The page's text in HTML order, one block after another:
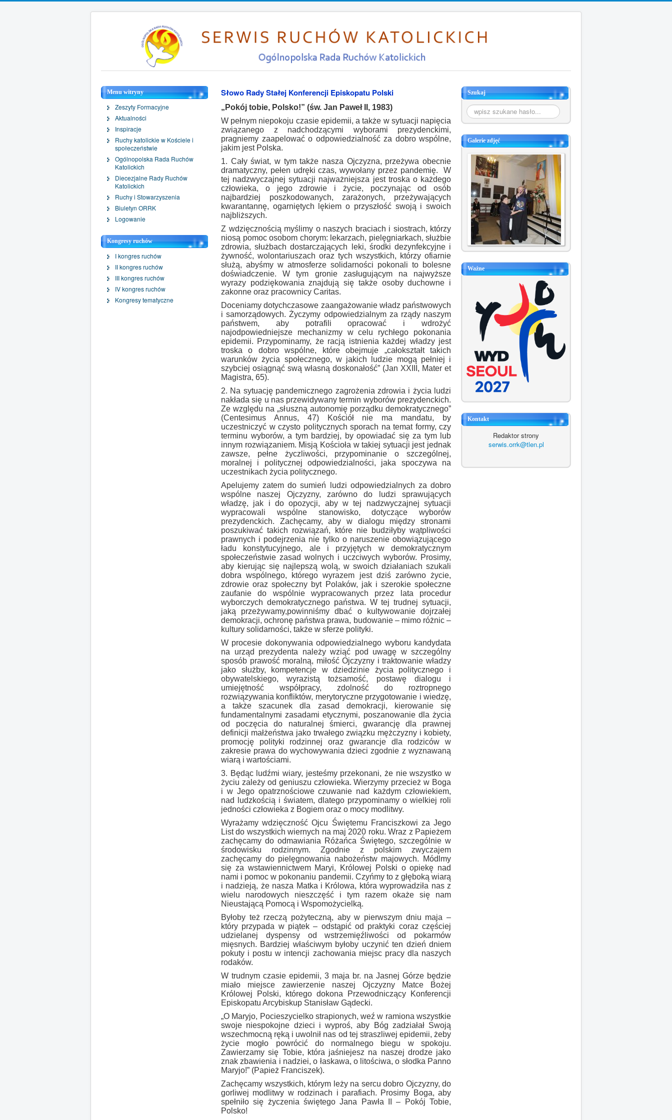
Menu witryny
Zeszyty Formacyjne
Aktualności
Inspiracje
Ruchy katolickie w Kościele i
społeczeństwie
Ogólnopolska Rada Ruchów
Katolickich
Diecezjalne Rady Ruchów
Katolickich
Ruchy i Stowarzyszenia
Biuletyn ORRK
Logowanie
Kongresy ruchów
I kongres ruchów
II kongres ruchów
III kongres ruchów
IV kongres ruchów
Kongresy tematyczne
Słowo Rady Stałej Konferencji Episkopatu Polski
„Pokój tobie, Polsko!” (św. Jan Paweł II, 1983)
W pełnym niepokoju czasie epidemii, a także w sytuacji napięcia
związanego z nadchodzącymi wyborami prezydenckimi,
pragniemy zaapelować o odpowiedzialność za dobro wspólne,
jakim jest Polska.
1. Cały świat, w tym także nasza Ojczyzna, przeżywa obecnie
dramatyczny, pełen udręki czas, wywołany przez pandemię. W
tej nadzwyczajnej sytuacji najważniejsza jest troska o każdego
człowieka, o jego zdrowie i życie, poczynając od osób
najbardziej poszkodowanych, zarażonych, przeżywających
kwarantannę, ogarniętych lękiem o przyszłość swoją i swoich
najbliższych.
Z wdzięcznością myślimy o naszych braciach i siostrach, którzy
niosą pomoc osobom chorym: lekarzach, pielęgniarkach, służbie
zdrowia, służbach dostarczających leki, środki dezynfekcyjne i
żywność, wolontariuszach oraz tych wszystkich, którzy ofiarnie
służą, abyśmy w atmosferze solidarności pokonali to bolesne
doświadczenie. W tym gronie zasługującym na najwyższe
wyrazy podziękowania znajdują się także osoby duchowne i
zakonne oraz pracownicy Caritas.
Doceniamy dotychczasowe zaangażowanie władz państwowych
i samorządowych. Życzymy odpowiedzialnym za rządy naszym
państwem, aby potrafili opracować i wdrożyć
najodpowiedniejsze mechanizmy w celu rychłego pokonania
epidemii. Przypominamy, że racją istnienia każdej władzy jest
troska o dobro wspólne, które obejmuje „całokształt takich
warunków życia społecznego, w jakich ludzie mogą pełniej i
szybciej osiągnąć swą własną doskonałość” (Jan XXIII, Mater et
Magistra, 65).
2. Na sytuację pandemicznego zagrożenia zdrowia i życia ludzi
nakłada się u nas przewidywany termin wyborów prezydenckich.
Ze względu na „słuszną autonomię porządku demokratycznego”
(Centesimus Annus, 47) Kościół nie ma mandatu, by
uczestniczyć w czysto politycznych sporach na temat formy, czy
terminu wyborów, a tym bardziej, by opowiadać się za tym lub
innym rozwiązaniem. Misją Kościoła w takiej sytuacji jest jednak
zawsze, pełne życzliwości, przypominanie o szczególnej,
moralnej i politycznej odpowiedzialności, jaka spoczywa na
uczestnikach życia politycznego.
Apelujemy zatem do sumień ludzi odpowiedzialnych za dobro
wspólne naszej Ojczyzny, zarówno do ludzi sprawujących
władzę, jak i do opozycji, aby w tej nadzwyczajnej sytuacji
wypracowali wspólne stanowisko, dotyczące wyborów
prezydenckich. Zachęcamy, aby w dialogu między stronami
poszukiwać takich rozwiązań, które nie budziłyby wątpliwości
prawnych i podejrzenia nie tylko o naruszenie obowiązującego
ładu konstytucyjnego, ale i przyjętych w demokratycznym
społeczeństwie zasad wolnych i uczciwych wyborów. Prosimy,
aby kierując się najlepszą wolą, w swoich działaniach szukali
dobra wspólnego, którego wyrazem jest dziś zarówno życie,
zdrowie oraz społeczny byt Polaków, jak i szerokie społeczne
zaufanie do wspólnie wypracowanych przez lata procedur
wyborczych demokratycznego państwa. W tej trudnej sytuacji,
jaką przeżywamy,powinniśmy dbać o kultywowanie dojrzałej
demokracji, ochronę państwa prawa, budowanie – mimo różnic –
kultury solidarności, także w sferze polityki.
W procesie dokonywania odpowiedzialnego wyboru kandydata
na urząd prezydenta należy wziąć pod uwagę w szczególny
sposób prawość moralną, miłość Ojczyzny i traktowanie władzy
jako służby, kompetencje w dziedzinie życia politycznego i
obywatelskiego, wyrazistą tożsamość, postawę dialogu i
umiejętność współpracy, zdolność do roztropnego
rozwiązywania konfliktów, merytoryczne przygotowanie i wiedzę,
a także szacunek dla zasad demokracji, kierowanie się
fundamentalnymi zasadami etycznymi, poszanowanie dla życia
od poczęcia do naturalnej śmierci, gwarancję dla prawnej
definicji małżeństwa jako trwałego związku mężczyzny i kobiety,
promocję polityki rodzinnej oraz gwarancje dla rodziców w
zakresie prawa do wychowywania dzieci zgodnie z wyznawaną
wiarą i wartościami.
3. Będąc ludźmi wiary, jesteśmy przekonani, że nie wszystko w
życiu zależy od geniuszu człowieka. Wierzymy przecież w Boga
i w Jego opatrznościowe czuwanie nad każdym człowiekiem,
nad ludzkością i światem, dlatego przypominamy o wielkiej roli
jedności człowieka z Bogiem oraz o mocy modlitwy.
Wyrażamy wdzięczność Ojcu Świętemu Franciszkowi za Jego
List do wszystkich wiernych na maj 2020 roku. Wraz z Papieżem
zachęcamy do odmawiania Różańca Świętego, szczególnie w
środowisku rodzinnym. Zgodnie z polskim zwyczajem
zachęcamy do pielęgnowania nabożeństw majowych. Módlmy
się za wstawiennictwem Maryi, Królowej Polski o opiekę nad
nami i pomoc w pokonaniu pandemii. Czyńmy to z głęboką wiarą
i nadzieją, że nasza Matka i Królowa, która wyprowadziła nas z
wielu narodowych nieszczęść i tym razem okaże się nam
Nieustającą Pomocą i Wspomożycielką.
Byłoby też rzeczą pożyteczną, aby w pierwszym dniu maja –
który przypada w piątek – odstąpić od praktyki coraz częściej
udzielanej dyspensy od wstrzemięźliwości od pokarmów
mięsnych. Bardziej właściwym byłoby uczynić ten dzień dniem
pokuty i postu w intencji zachowania miejsc pracy dla naszych
rodaków.
W trudnym czasie epidemii, 3 maja br. na Jasnej Górze będzie
miało miejsce zawierzenie naszej Ojczyzny Matce Bożej
Królowej Polski, którego dokona Przewodniczący Konferencji
Episkopatu Arcybiskup Stanisław Gądecki.
„O Maryjo, Pocieszycielko strapionych, weź w ramiona wszystkie
swoje niespokojne dzieci i wyproś, aby Bóg zadziałał Swoją
wszechmocną ręką i uwolnił nas od tej straszliwej epidemii, żeby
życie mogło powrócić do normalnego biegu w spokoju.
Zawierzamy się Tobie, która jaśniejesz na naszej drodze jako
znak zbawienia i nadziei, o łaskawa, o litościwa, o słodka Panno
Maryjo!” (Papież Franciszek).
Zachęcamy wszystkich, którym leży na sercu dobro Ojczyzny, do
gorliwej modlitwy w rodzinach i parafiach. Prosimy Boga, aby
spełniło się życzenia świętego Jana Pawła II – Pokój Tobie,
Polsko!
Szukaj
Szukaj...
Galerie zdjęć
Ważne
Kontakt
Redaktor strony
serwis.orrk@tlen.pl